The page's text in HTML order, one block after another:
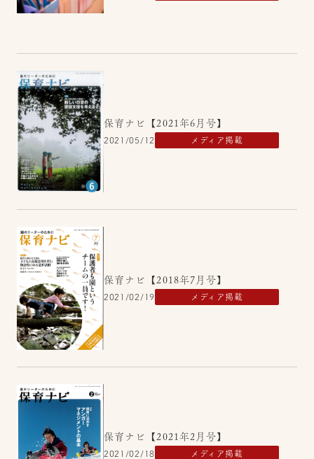
保育ナビ【2021年6月号】
2021/05/12 メディア掲載
保育ナビ【2018年7月号】
2021/02/19 メディア掲載
保育ナビ【2021年2月号】
2021/02/18 メディア掲載